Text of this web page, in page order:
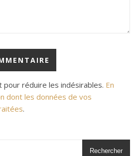
pour réduire les indésirables. En
dont les données de vos
.
Rechercher